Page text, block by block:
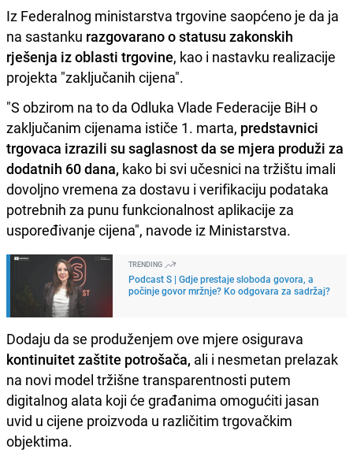
Iz Federalnog ministarstva trgovine saopćeno je da ja
na sastanku razgovarano o statusu zakonskih
rješenja iz oblasti trgovine, kao i nastavku realizacije
projekta "zaključanih cijena".
"S obzirom na to da Odluka Vlade Federacije BiH o
zaključanim cijenama ističe 1. marta, predstavnici
trgovaca izrazili su saglasnost da se mjera produži za
dodatnih 60 dana, kako bi svi učesnici na tržištu imali
dovoljno vremena za dostavu i verifikaciju podataka
potrebnih za punu funkcionalnost aplikacije za
uspoređivanje cijena", navode iz Ministarstva.
TRENDING
Podcast S | Gdje prestaje sloboda govora, a
počinje govor mržnje? Ko odgovara za sadržaj?
Dodaju da se produženjem ove mjere osigurava
kontinuitet zaštite potrošača, ali i nesmetan prelazak
na novi model tržišne transparentnosti putem
digitalnog alata koji će građanima omogućiti jasan
uvid u cijene proizvoda u različitim trgovačkim
objektima.